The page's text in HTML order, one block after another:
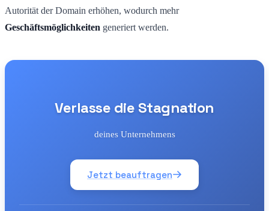
Autorität der Domain erhöhen, wodurch mehr
Geschäftsmöglichkeiten generiert werden.
Verlasse die Stagnation
deines Unternehmens
Jetzt beauftragen